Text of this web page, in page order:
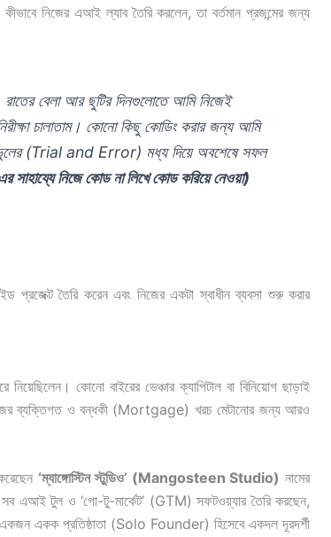
নিজের এআই ল্যাব তৈরি করলেন, তা বর্তমান প্রজন্মের জন্য
বেলা আর ছুটির দিনগুলোতে আমি নিজেই
চালাতাম। কোনো কিছু কোডিং করার জন্য আমি
ও ভুলের (Trial and Error) মধ্য দিয়ে অবশেষে সফল
নিজে কোড না লিখে কোড করিয়ে নেওয়া)
প্রজেক্ট তৈরি করেন এবং নিজের একটা স্বাধীন ব্যবসা শুরু করার
কোনো বাইরের ভেঞ্চার ক্যাপিটাল বা বিনিয়োগ ছাড়াই
ব্যক্তিগত ও বন্ধকী (Mortgage) খরচ মেটানোর জন্য আরও
‘ম্যাঙ্গোস্টিন স্টুডিও’ (Mangosteen Studio) নামের
এআই টুল ও ‘গো-টু-মার্কেট’ (GTM) সফটওয়্যার তৈরি করছেন,
একজন একক প্রতিষ্ঠাতা (Solo Founder) হিসেবে একদল দূরদর্শী